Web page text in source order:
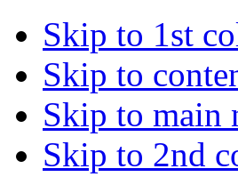
Skip to 1st
Skip to
Skip to main
Skip to 2nd